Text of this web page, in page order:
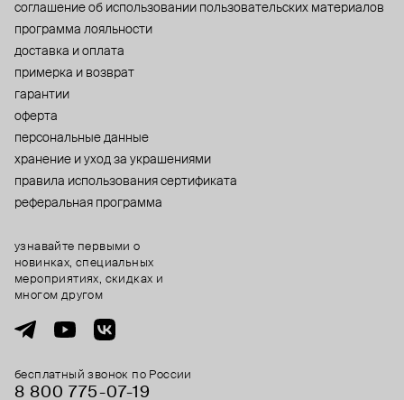
cоглашение об использовании пользовательских материалов
программа лояльности
доставка и оплата
примерка и возврат
гарантии
оферта
персональные данные
хранение и уход за украшениями
правила использования сертификата
реферальная программа
бесплатный звонок по России
8 800 775⁠-07⁠-19
узнавайте первыми о
новинках, специальных
мероприятиях, скидках и
многом другом